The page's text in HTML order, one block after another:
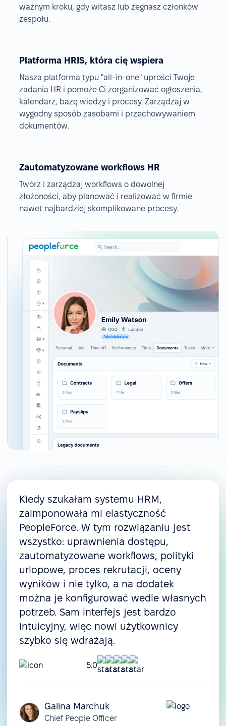
ważnym kroku, gdy witasz lub żegnasz członków
zespołu.
Platforma HRIS, która cię wspiera
Nasza platforma typu "all-in-one" uprości Twoje
zadania HR i pomoże Ci zorganizować ogłoszenia,
kalendarz, bazę wiedzy i procesy. Zarządzaj w
wygodny sposób zasobami i przechowywaniem
dokumentów.
Zautomatyzowane workflows HR
Twórz i zarządzaj workflows o dowolnej
złożoności, aby planować i realizować w firmie
nawet najbardziej skomplikowane procesy.
Kiedy szukałam systemu HRM,
zaimponowała mi elastyczność
PeopleForce. W tym rozwiązaniu jest
wszystko: uprawnienia dostępu,
zautomatyzowane workflows, polityki
urlopowe, proces rekrutacji, oceny
wyników i nie tylko, a na dodatek
można je konfigurować wedle własnych
potrzeb. Sam interfejs jest bardzo
intuicyjny, więc nowi użytkownicy
szybko się wdrażają.
5.0
Galina Marchuk
Chief People Officer